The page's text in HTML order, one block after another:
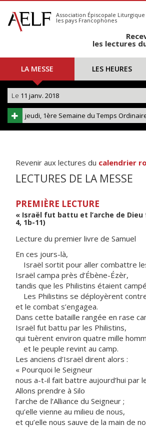
S'abonner
Calendrier
Association Épiscopale Liturgique
les pays Francophones
les lectures
LA MESSE LES HEURES
Le 11 janv. 2018
jeudi, 1ère Semaine du Temps
Revenir aux lectures du calendrier
LECTURES DE LA MESSE
PREMIÈRE LECTURE
« Israël fut battu et l’arche de Dieu
4, 1b-11)
Lecture du premier livre de Samuel
En ces jours-là,
Israël sortit pour aller combattre
Israël campa près d’Ébène-Ézèr,
tandis que les Philistins étaient
Les Philistins se déployèrent
et le combat s’engagea.
Dans cette bataille rangée en rase
Israël fut battu par les Philistins,
qui tuèrent environ quatre mille
et le peuple revint au camp.
Les anciens d’Israël dirent alors :
« Pourquoi le Seigneur
nous a-t-il fait battre aujourd’hui par
Allons prendre à Silo
l’arche de l’Alliance du Seigneur ;
qu’elle vienne au milieu de nous,
et qu’elle nous sauve de la main de